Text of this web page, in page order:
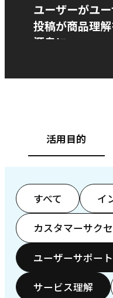
ユーザーがユ
投稿が商品理
源泉に
活用目的
すべて イ
カスタマーサク
ユーザーサポート
サービス理解